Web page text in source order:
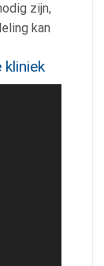
zijn,
kan
kliniek